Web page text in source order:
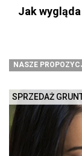
Jak
NASZE
SPRZEDAŻ